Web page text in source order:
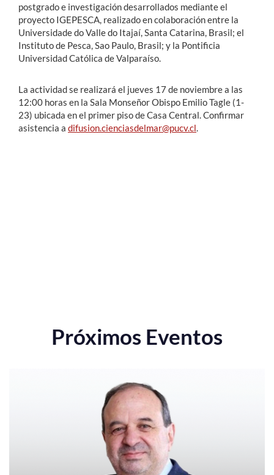
postgrado e investigación desarrollados mediante el
proyecto IGEPESCA, realizado en colaboración entre la
Universidade do Valle do Itajaí, Santa Catarina, Brasil; el
Instituto de Pesca, Sao Paulo, Brasil; y la Pontificia
Universidad Católica de Valparaíso.
La actividad se realizará el jueves 17 de noviembre a las
12:00 horas en la Sala Monseñor Obispo Emilio Tagle (1-
23) ubicada en el primer piso de Casa Central. Confirmar
asistencia a difusion.cienciasdelmar@pucv.cl.
Próximos Eventos